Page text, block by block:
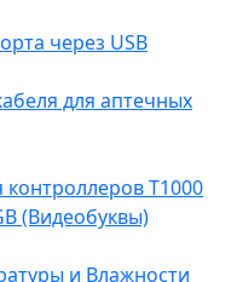
через USB
для аптечных
T1000
(Видеобуквы)
и Влажности